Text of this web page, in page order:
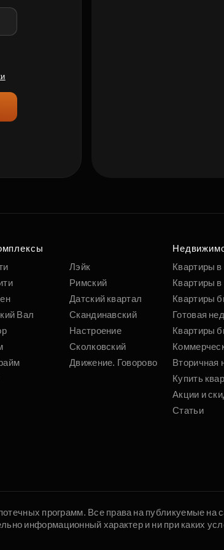
Вал
Лэйк
Римский
Датский квартал
Скандинавский
Настроение
Сколковский
Движение. Говорово
Квартиры
Квартиры в
Квартиры
Готовая
Квартиры
Вторичная
Купить
Акции и
Статьи
программ. Все права на публикуемые
информационный характер и ни при каких